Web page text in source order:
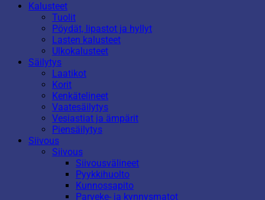
Kalusteet
Tuolit
Pöydät, lipastot ja hyllyt
Lasten kalusteet
Ulkokalusteet
Säilytys
Laatikot
Korit
Kenkätelineet
Vaatesäilytys
Vesiastiat ja ämpärit
Piensäilytys
Siivous
Siivous
Siivousvälineet
Pyykkihuolto
Kunnossapito
Parveke- ja kynnysmatot